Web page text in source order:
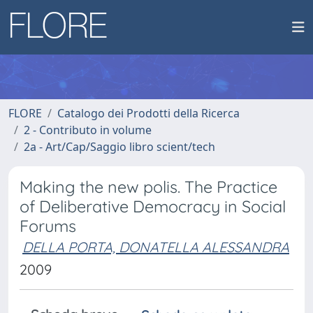
FLORE
Catalogo dei Prodotti della Ricerca
2 - Contributo in volume
2a - Art/Cap/Saggio libro scient/tech
Making the new polis. The Practice
of Deliberative Democracy in Social
Forums
DELLA PORTA, DONATELLA ALESSANDRA
2009